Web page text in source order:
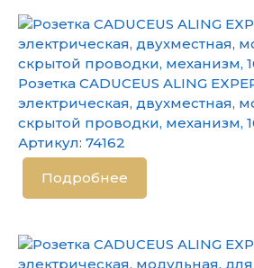
Розетка CADUCEUS ALING
электрическая, двухместная,
скрытой проводки, механизм,
Артикул: 74162
Подробнее